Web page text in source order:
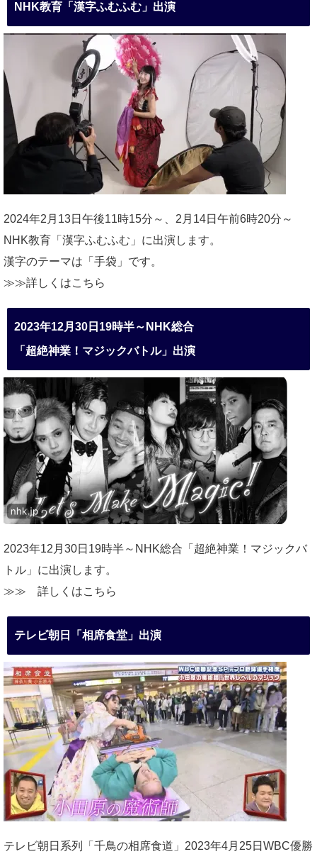
NHK教育「漢字ふむふむ」出演
2024年2月13日午後11時15分～、2月14日午前6時20分～
NHK教育「漢字ふむふむ」に出演します。
漢字のテーマは「手袋」です。
≫≫詳しくはこちら
2023年12月30日19時半～NHK総合
「超絶神業！マジックバトル」出演
2023年12月30日19時半～NHK総合「超絶神業！マジックバ
トル」に出演します。
≫≫ 詳しくはこちら
テレビ朝日「相席食堂」出演
テレビ朝日系列「千鳥の相席食道」2023年4月25日WBC優勝